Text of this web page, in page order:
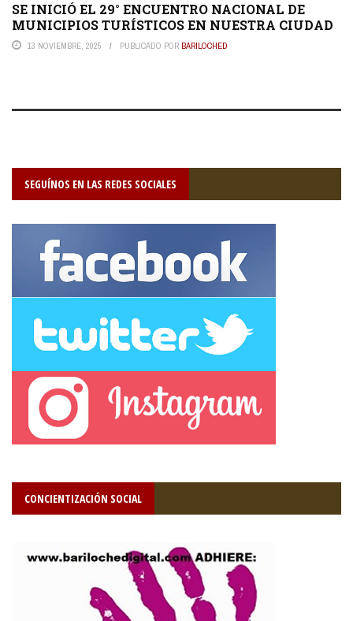
SE INICIÓ EL 29° ENCUENTRO NACIONAL DE
MUNICIPIOS TURÍSTICOS EN NUESTRA CIUDAD
13 NOVIEMBRE, 2025 PUBLICADO POR BARILOCHED
SEGUÍNOS EN LAS REDES SOCIALES
CONCIENTIZACIÓN SOCIAL